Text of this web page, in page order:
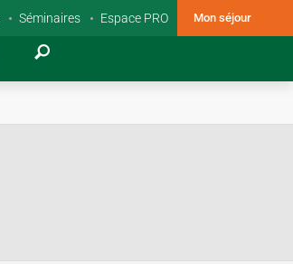
Séminaires Espace PRO Mon séjour